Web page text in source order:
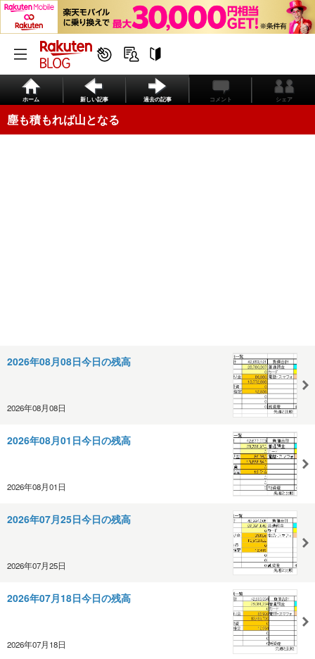
ホーム 新しい記事 過去の記事 コメント シェア
塵も積もれば山となる
2026年08月08日今日の残高
2026年08月08日
2026年08月01日今日の残高
2026年08月01日
2026年07月25日今日の残高
2026年07月25日
2026年07月18日今日の残高
2026年07月18日